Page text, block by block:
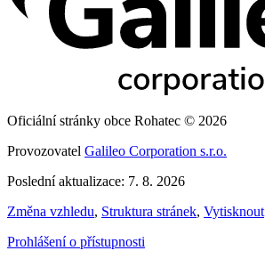
Oficiální stránky obce Rohatec © 2026
Provozovatel Galileo Corporation s.r.o.
Poslední aktualizace: 7. 8. 2026
Změna vzhledu, Struktura stránek, Vytisknout
Prohlášení o přístupnosti